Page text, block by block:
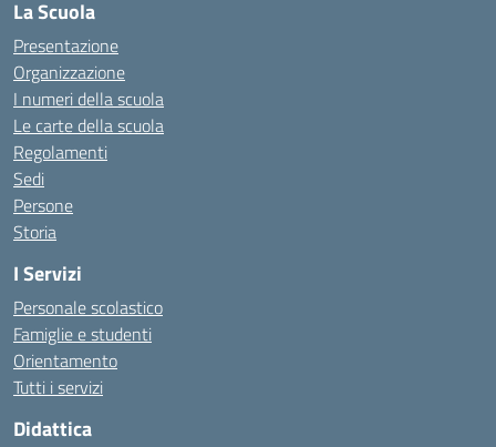
La Scuola
Presentazione
Organizzazione
I numeri della scuola
Le carte della scuola
Regolamenti
Sedi
Persone
Storia
I Servizi
Personale scolastico
Famiglie e studenti
Orientamento
Tutti i servizi
Didattica